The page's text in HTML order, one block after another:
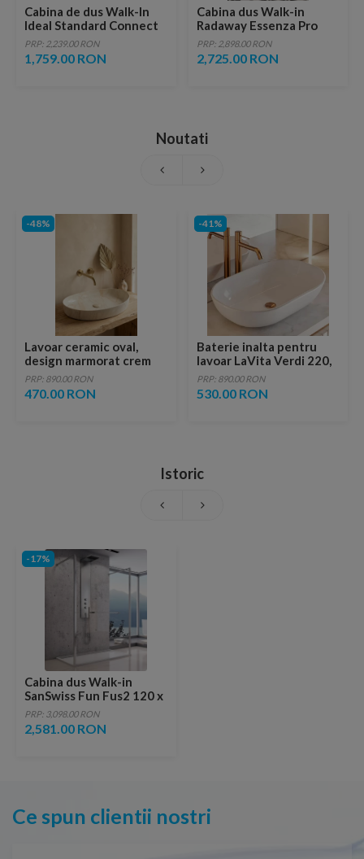
Cabina de dus Walk-In
Ideal Standard Connect
2 90x195 cm profil
argintiu
PRP: 2,239.00 RON
1,759.00 RON
Cabina dus Walk-in
Radaway Essenza Pro
White 150x200 cm
PRP: 2,898.00 RON
2,725.00 RON
Noutati
-48%
Lavoar ceramic oval,
design marmorat crem
lucios cu vene aurii,
ventil inclus
PRP: 890.00 RON
470.00 RON
-41%
Baterie inalta pentru
lavoar LaVita Verdi 220,
fara ventil, brushed
copper
PRP: 890.00 RON
530.00 RON
Istoric
-17%
Cabina dus Walk-in
SanSwiss Fun Fus2 120 x
H200 cm sticla Durlux
PRP: 3,098.00 RON
2,581.00 RON
Ce spun clientii nostri